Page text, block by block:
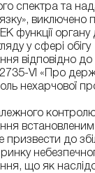
спектра та
функції
у сфері обігу
відповідно до
VI «Про
нехарчової
до
що як